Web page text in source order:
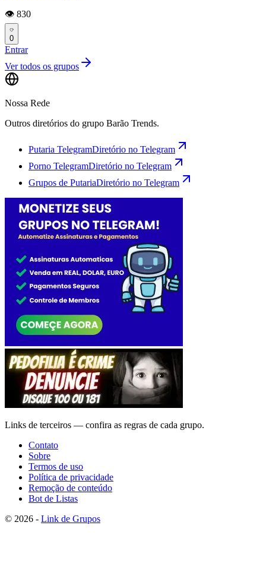
👁️ 830
0
Entrar
Ver todos os grupos
Nossa Rede
Outros diretórios do grupo Barão Trends.
Putaria TelegramDiretório no Telegram
Porno TelegramDiretório no Telegram
Grupos de PutariaDiretório no Telegram
Links de terceiros — confira as regras de cada grupo.
Contato
Sobre
Termos de uso
Política de privacidade
Remoção de conteúdo
Bot de Listas
© 2026 - Link de Grupos